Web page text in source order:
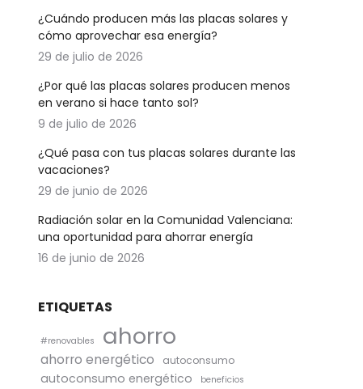
¿Cuándo producen más las placas solares y
cómo aprovechar esa energía?
29 de julio de 2026
¿Por qué las placas solares producen menos
en verano si hace tanto sol?
9 de julio de 2026
¿Qué pasa con tus placas solares durante las
vacaciones?
29 de junio de 2026
Radiación solar en la Comunidad Valenciana:
una oportunidad para ahorrar energía
16 de junio de 2026
ETIQUETAS
#renovables ahorro
ahorro energético autoconsumo
autoconsumo energético beneficios